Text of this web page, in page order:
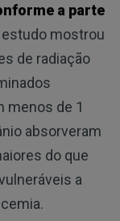
a parte
estudo mostrou
de radiação
menos de 1
absorveram
do que
a